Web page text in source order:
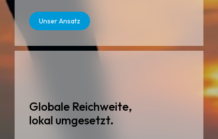
Unser Ansatz
Globale Reichweite,
lokal umgesetzt.